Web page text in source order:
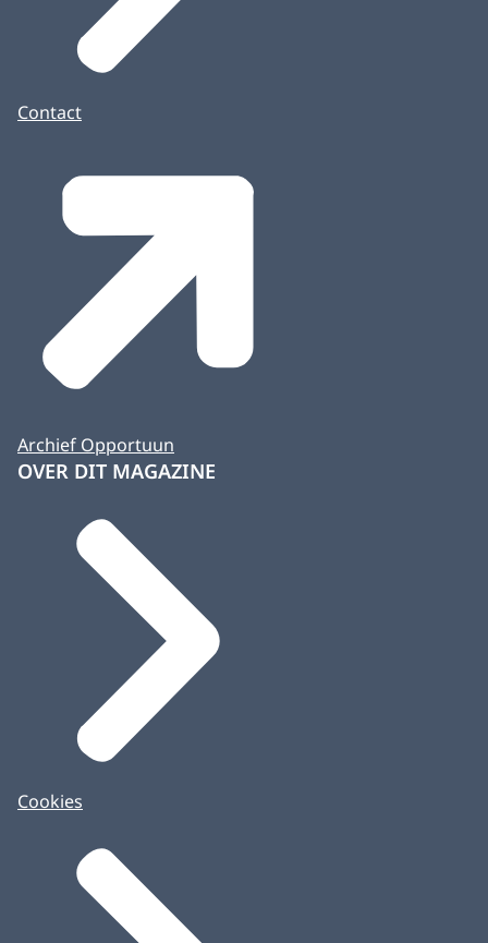
Contact
Archief Opportuun
OVER DIT MAGAZINE
Cookies